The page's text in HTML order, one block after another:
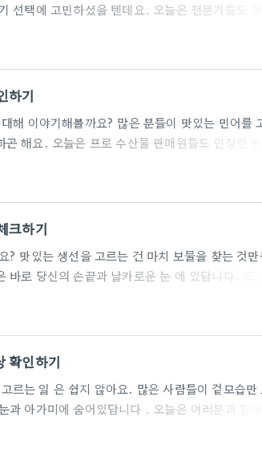
민하셨을 텐데요. 오늘은 전문가들도 꼭
참치 를 고를 때는 신선도가 절대
은 다음과 같은 요령을 추천했어요.참치 표면 상태
하기
문 수산물 딜러들은
크하기
확인하기
생선의 기본적인 외관 특징생선을 고를 때 눈으